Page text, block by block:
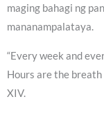
maging bahagi ng
mananampalataya.
“Every week and
Hours are the breath
XIV.